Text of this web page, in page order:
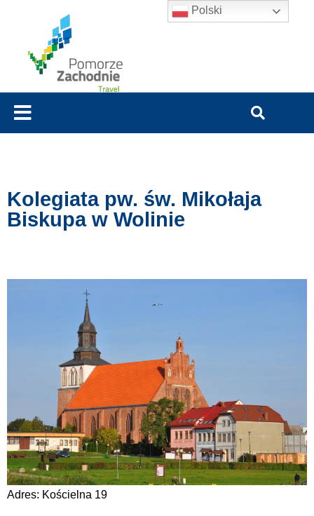
Kolegiata pw. św. Mikołaja
Biskupa w Wolinie
Adres: Kościelna 19
Polski